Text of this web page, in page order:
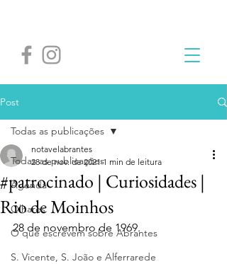
Post
Todas as publicações
Agenda
Olhares
O que escrevem sobre Abrantes
S. Vicente, S. João e Alferrarede
Todas as publicações
#patrocinado | Curiosidades |
Rio de Moinhos
notavelabrantes
28 de nov. de 2021 1 min de leitura
28 de novembro de 1969.